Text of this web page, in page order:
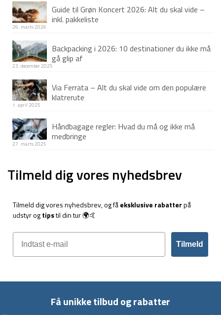
Guide til Grøn Koncert 2026: Alt du skal vide –
inkl. pakkeliste
26. marts 2026
Backpacking i 2026: 10 destinationer du ikke må
gå glip af
23. december 2025
Via Ferrata – Alt du skal vide om den populære
klatrerute
1. april 2025
Håndbagage regler: Hvad du må og ikke må
medbringe
27. marts 2025
Tilmeld dig vores nyhedsbrev
Tilmeld dig vores nyhedsbrev, og fåeksklusive rabatterpå
udstyr ogtipstil din tur 🌍🤙
Tilmeld
Få unikke tilbud og rabatter